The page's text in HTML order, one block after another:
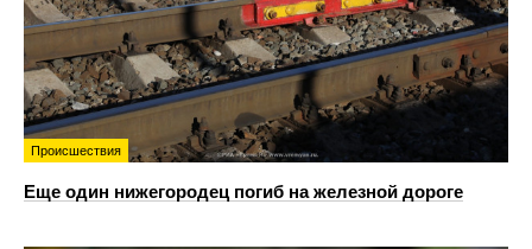
Происшествия
Еще один нижегородец погиб на железной дороге